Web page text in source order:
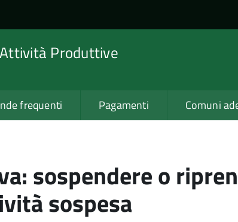
Produttive
frequenti Pagamenti Comuni
sospendere o
sospesa